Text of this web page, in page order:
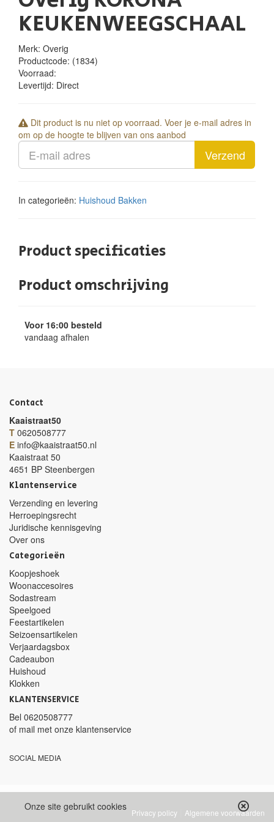
KEUKENWEEGSCHAAL
Merk: Overig
Productcode: (1834)
Voorraad:
Levertijd: Direct
Dit product is nu niet op voorraad. Voer je e-mail adres in
om op de hoogte te blijven van ons aanbod
Verzend
In categorieën: Huishoud Bakken
Product specificaties
Product omschrijving
Voor 16:00 besteld
vandaag afhalen
Contact
Kaaistraat50
T 0620508777
E info@kaaistraat50.nl
Kaaistraat 50
4651 BP Steenbergen
Klantenservice
Verzending en levering
Herroepingsrecht
Juridische kennisgeving
Over ons
Categorieën
Koopjeshoek
Woonaccesoires
Sodastream
Speelgoed
Feestartikelen
Seizoensartikelen
Verjaardagsbox
Cadeaubon
Huishoud
Klokken
KLANTENSERVICE
Bel 0620508777
of mail met onze klantenservice
SOCIAL MEDIA
Privacy policy Algemene voorwaarden
Onze site gebruikt cookies